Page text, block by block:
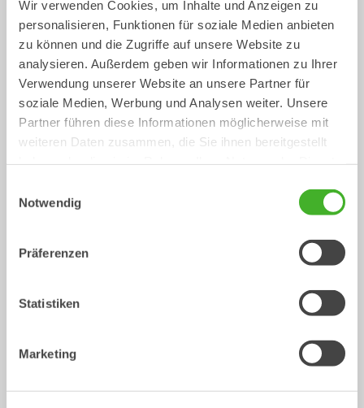
Wir verwenden Cookies, um Inhalte und Anzeigen zu
personalisieren, Funktionen für soziale Medien anbieten
zu können und die Zugriffe auf unsere Website zu
analysieren. Außerdem geben wir Informationen zu Ihrer
Verwendung unserer Website an unsere Partner für
soziale Medien, Werbung und Analysen weiter. Unsere
Partner führen diese Informationen möglicherweise mit
weiteren Daten zusammen, die Sie ihnen bereitgestellt
Notwendig
Präferenzen
Statistiken
Marketing
CUSTOM BUILD
Löffel
Planierlöffel
Löffel 0-40
Kabellöffel
/ HITACHI ZX350LC-6